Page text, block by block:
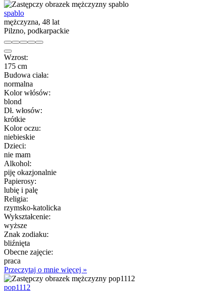
spablo
mężczyzna, 48 lat
Pilzno, podkarpackie
Wzrost:
175 cm
Budowa ciała:
normalna
Kolor włósów:
blond
Dł. włosów:
krótkie
Kolor oczu:
niebieskie
Dzieci:
nie mam
Alkohol:
piję okazjonalnie
Papierosy:
lubię i palę
Religia:
rzymsko-katolicka
Wykształcenie:
wyższe
Znak zodiaku:
bliźnięta
Obecne zajęcie:
praca
Przeczytaj o mnie więcej »
pop1112